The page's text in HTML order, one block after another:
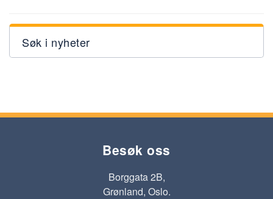
Søk i nyheter
Besøk oss
Borggata 2B,
Grønland, Oslo.